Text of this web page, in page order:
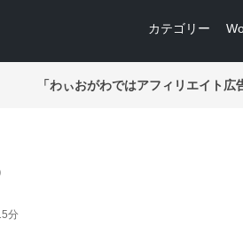
カテゴリー
「わぃおがわではアフィリエイト広
分